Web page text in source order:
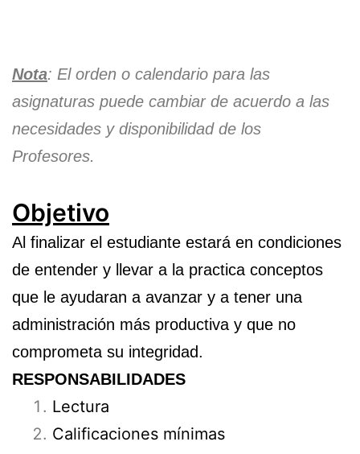
Nota: El orden o calendario para las
asignaturas puede cambiar de acuerdo a las
necesidades y disponibilidad de los
Profesores.
Objetivo
Al finalizar el estudiante estará en condiciones
de entender y llevar a la practica conceptos
que le ayudaran a avanzar y a tener una
administración más productiva y que no
comprometa su integridad.
RESPONSABILIDADES
Lectura
Calificaciones mínimas